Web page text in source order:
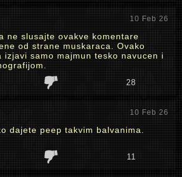
10 Feb 26
ne slusajte ovakve komentare
od strane muskaraca. Ovako
izjavi samo majmun tesko navucen i
28
10 Feb 26
dajete peep takvim balvanima.
11